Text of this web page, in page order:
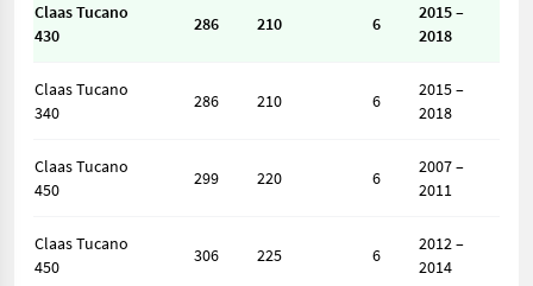
Claas Tucano
430
286 210 6
2015 –
2018
Claas Tucano
340
286 210 6
2015 –
2018
Claas Tucano
450
299 220 6
2007 –
2011
Claas Tucano
450
306 225 6
2012 –
2014